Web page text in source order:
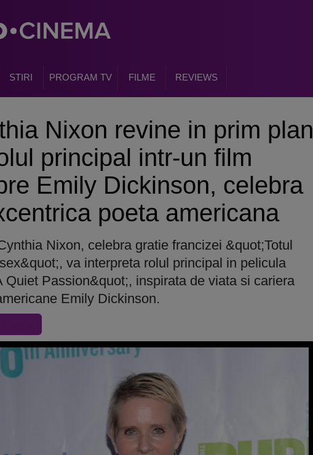
STIRI PROGRAM TV FILME REVIEWS
Nixon revine in prim plan
principal intr-un film
Emily Dickinson, celebra
poeta americana
Nixon, celebra gratie francizei &quot;Totul
va interpreta rolul principal in pelicula
Quiet Passion&quot;, inspirata de viata si cariera
Emily Dickinson.